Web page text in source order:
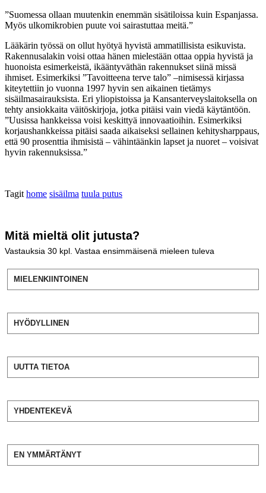
”Suomessa ollaan muutenkin enemmän sisätiloissa kuin Espanjassa.
Myös ulkomikrobien puute voi sairastuttaa meitä.”
Lääkärin työssä on ollut hyötyä hyvistä ammatillisista esikuvista.
Rakennusalakin voisi ottaa hänen mielestään ottaa oppia hyvistä ja
huonoista esimerkeistä, ikääntyväthän rakennukset siinä missä
ihmiset. Esimerkiksi ”Tavoitteena terve talo” –nimisessä kirjassa
kiteytettiin jo vuonna 1997 hyvin sen aikainen tietämys
sisäilmasairauksista. Eri yliopistoissa ja Kansanterveyslaitoksella on
tehty ansiokkaita väitöskirjoja, jotka pitäisi vain viedä käytäntöön.
”Uusissa hankkeissa voisi keskittyä innovaatioihin. Esimerkiksi
korjaushankkeissa pitäisi saada aikaiseksi sellainen kehitysharppaus,
että 90 prosenttia ihmisistä – vähintäänkin lapset ja nuoret – voisivat
hyvin rakennuksissa.”
Tagit home sisäilma tuula putus
Mitä mieltä olit jutusta?
Vastauksia 30 kpl. Vastaa ensimmäisenä mieleen tuleva
MIELENKIINTOINEN
HYÖDYLLINEN
UUTTA TIETOA
YHDENTEKEVÄ
EN YMMÄRTÄNYT